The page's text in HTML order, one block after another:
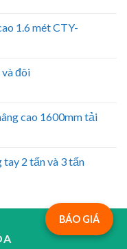
1.6 mét CTY-
đôi
cao 1600mm tải
2 tấn và 3 tấn
BÁO GIÁ